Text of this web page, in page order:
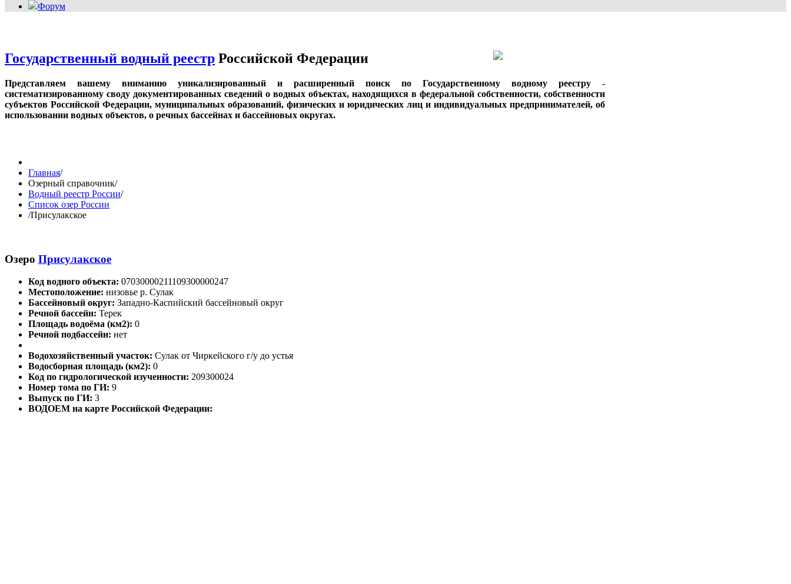
Форум
Государственный водный реестр Российской Федерации
Представляем вашему вниманию уникализированный и расширенный поиск по Государственному водному реестру -
систематизированному своду документированных сведений о водных объектах, находящихся в федеральной собственности, собственности
субъектов Российской Федерации, муниципальных образований, физических и юридических лиц и индивидуальных предпринимателей, об
использовании водных объектов, о речных бассейнах и бассейновых округах.
Главная/
Озерный справочник/
Водный реестр России/
Список озер России
/Присулакское
Озеро Присулакское
Код водного объекта: 07030000211109300000247
Местоположение: низовье р. Сулак
Бассейновый округ: Западно-Каспийский бассейновый округ
Речной бассейн: Терек
Площадь водоёма (км2): 0
Речной подбассейн: нет
Водохозяйственный участок: Сулак от Чиркейского г/у до устья
Водосборная площадь (км2): 0
Код по гидрологической изученности: 209300024
Номер тома по ГИ: 9
Выпуск по ГИ: 3
ВОДОЕМ на карте Российской Федерации: